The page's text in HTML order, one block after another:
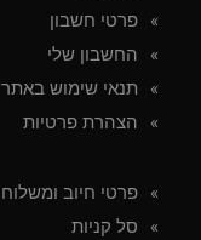
פרטי חשבון
החשבון שלי
תנאי שימוש באתר
הצהרת פרטיות
פרטי חיוב ומשלוח
סל קניות